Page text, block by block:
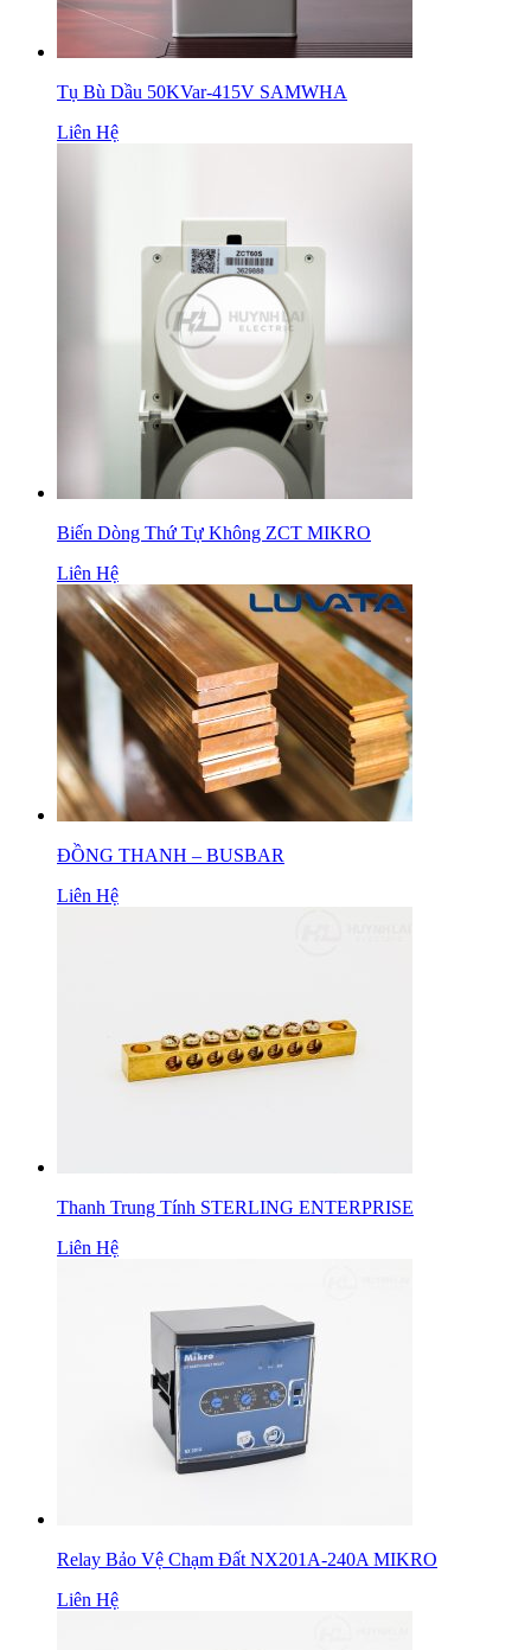
Tụ Bù Dầu 50KVar-415V SAMWHA
Liên Hệ
Biến Dòng Thứ Tự Không ZCT MIKRO
Liên Hệ
ĐỒNG THANH – BUSBAR
Liên Hệ
Thanh Trung Tính STERLING ENTERPRISE
Liên Hệ
Relay Bảo Vệ Chạm Đất NX201A-240A MIKRO
Liên Hệ